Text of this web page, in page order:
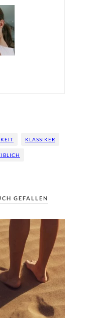
KLASSIKER
GEFALLEN